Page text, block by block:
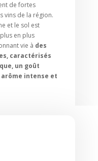
de fortes
vins de la région.
et le sol est
en plus
vie à des
caractérisés
un goût
intense et